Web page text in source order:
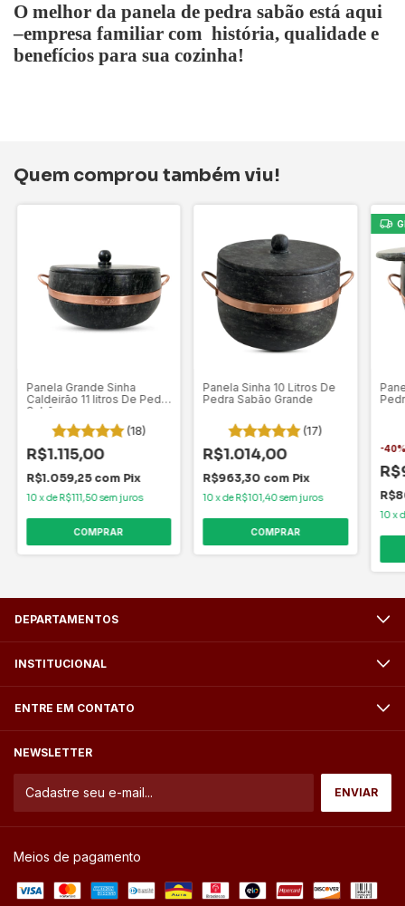
O melhor da panela de pedra sabão está aqui
–empresa familiar com história, qualidade e
benefícios para sua cozinha!
Quem comprou também viu!
Panela Grande Sinha
Caldeirão 11 litros De Pedra
Sabão
(18)
R$1.115,00
R$1.059,25 com Pix
10xdeR$111,50sem juros
COMPRAR
Panela Sinha 10 Litros De
Pedra Sabão Grande
(17)
R$1.014,00
R$963,30 com Pix
10xdeR$101,40sem juros
COMPRAR
-40
10x
DEPARTAMENTOS
INSTITUCIONAL
ENTRE EM CONTATO
NEWSLETTER
Meios de pagamento